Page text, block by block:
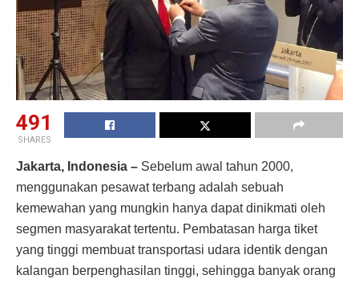
491
SHARES
Jakarta, Indonesia – Sebelum awal tahun 2000,
menggunakan pesawat terbang adalah sebuah
kemewahan yang mungkin hanya dapat dinikmati oleh
segmen masyarakat tertentu. Pembatasan harga tiket
yang tinggi membuat transportasi udara identik dengan
kalangan berpenghasilan tinggi, sehingga banyak orang